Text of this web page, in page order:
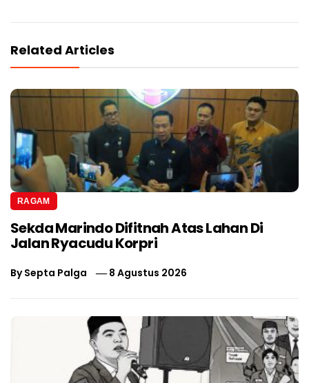
Related Articles
RAGAM
Sekda Marindo Difitnah Atas Lahan Di
Jalan Ryacudu Korpri
BySepta Palga 8 Agustus 2026